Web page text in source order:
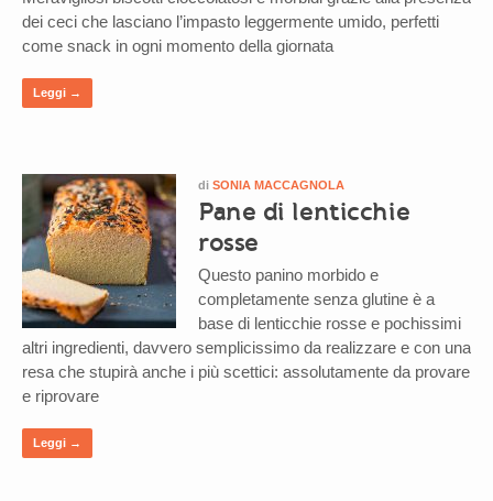
dei ceci che lasciano l’impasto leggermente umido, perfetti
come snack in ogni momento della giornata
Leggi →
di SONIA MACCAGNOLA
Pane di lenticchie
rosse
Questo panino morbido e
completamente senza glutine è a
base di lenticchie rosse e pochissimi
altri ingredienti, davvero semplicissimo da realizzare e con una
resa che stupirà anche i più scettici: assolutamente da provare
e riprovare
Leggi →